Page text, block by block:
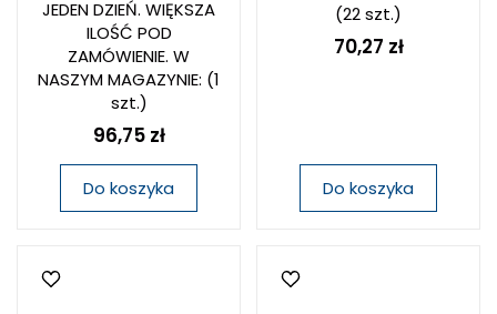
JEDEN DZIEŃ. WIĘKSZA
ILOŚĆ POD
ZAMÓWIENIE. W
NASZYM MAGAZYNIE: (1
szt.)
96,75 zł
Do koszyka
(22 szt.)
70,27 zł
Do koszyka